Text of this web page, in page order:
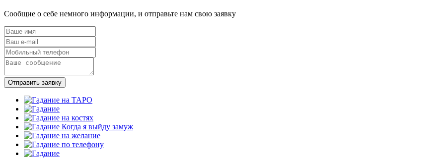
Сообщие о себе немного информации, и отправьте нам свою заявку
Отправить заявку